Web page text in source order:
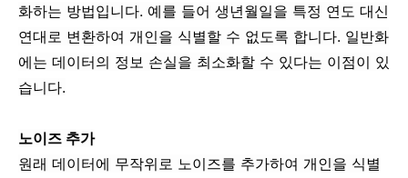
화하는 방법입니다. 예를 들어 생년월일을 특정 연도 대신
연대로 변환하여 개인을 식별할 수 없도록 합니다. 일반화
에는 데이터의 정보 손실을 최소화할 수 있다는 이점이 있
습니다.
노이즈 추가
원래 데이터에 무작위로 노이즈를 추가하여 개인을 식별